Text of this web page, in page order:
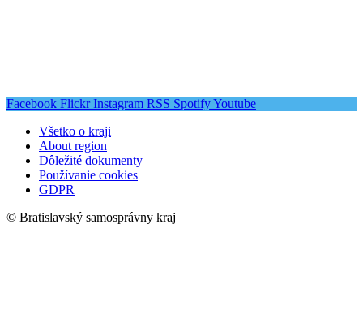
Facebook Flickr Instagram RSS SpotifyYoutube
Všetko o kraji
About region
Dôležité dokumenty
Používanie cookies
GDPR
© Bratislavský samosprávny kraj